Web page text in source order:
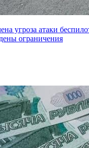
угроза атаки
ограничения